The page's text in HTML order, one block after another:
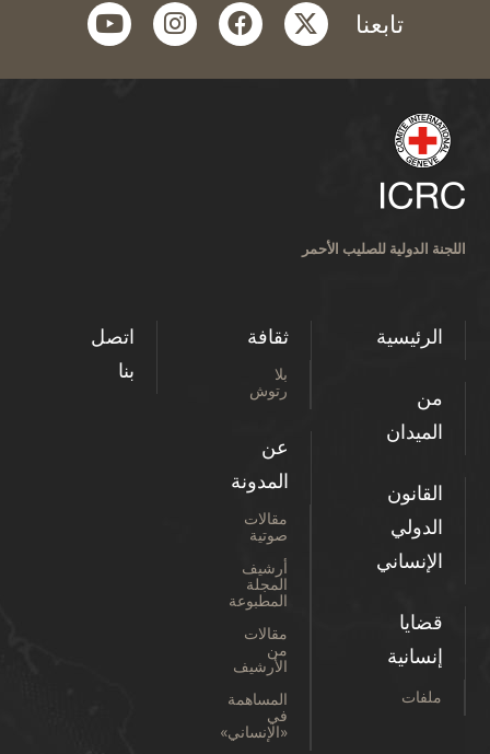
تابعنا twitter
facebook
instagram
youtube
اللجنة الدولية للصليب الأحمر
الرئيسية
من
الميدان
القانون
الدولي
الإنساني
قضايا
إنسانية
ملفات
ثقافة
بلا
رتوش
عن
المدونة
مقالات
صوتية
أرشيف
المجلة
المطبوعة
مقالات
من
الأرشيف
المساهمة
في
«الإنساني»
اتصل
بنا